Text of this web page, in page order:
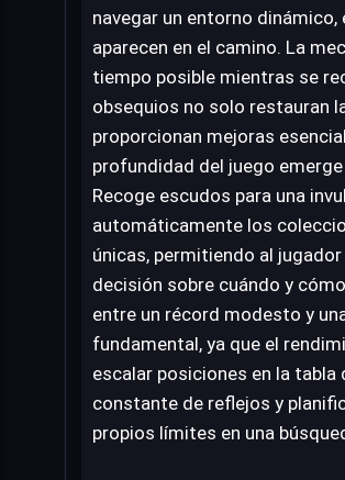
navegar un entorno
aparecen en el camino. La
tiempo posible mientras se
obsequios no solo restauran
proporcionan mejoras
profundidad del juego
Recoge escudos para una
automáticamente los
únicas, permitiendo al
decisión sobre cuándo y
entre un récord modesto y
fundamental, ya que el
escalar posiciones en la tabla
constante de reflejos y
propios límites en una